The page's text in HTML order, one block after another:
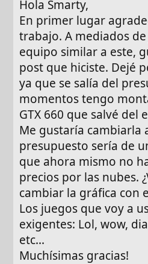
Hola Smarty,
En primer lugar
trabajo. A mediados
equipo similar a este,
post que hiciste. Dejé
ya que se salía del
momentos tengo
GTX 660 que salvé del
Me gustaría cambiarla
presupuesto sería de
que ahora mismo no
precios por las nubes.
cambiar la gráfica con
Los juegos que voy a
exigentes: Lol, wow,
etc...
Muchísimas gracias!